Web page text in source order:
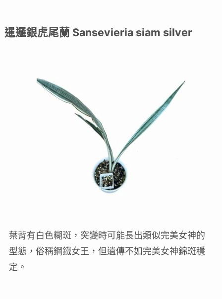
暹邏銀虎尾蘭 Sansevieria siam silver
葉背有白色糊斑，突變時可能長出類似完美女神的
型態，俗稱鋼鐵女王，但遺傳不如完美女神錦斑穩
定。